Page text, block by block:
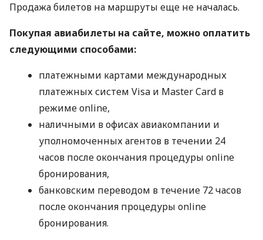
Продажа билетов на маршруты еще не началась.
Покупая авиабилеты на сайте, можно оплатить
следующими способами:
платежными картами международных
платежных систем Visa и Master Card в
режиме online,
наличными в офисах авиакомпании и
уполномоченных агентов в течении 24
часов после окончания процедуры online
бронирования,
банковским переводом в течение 72 часов
после окончания процедуры online
бронирования.